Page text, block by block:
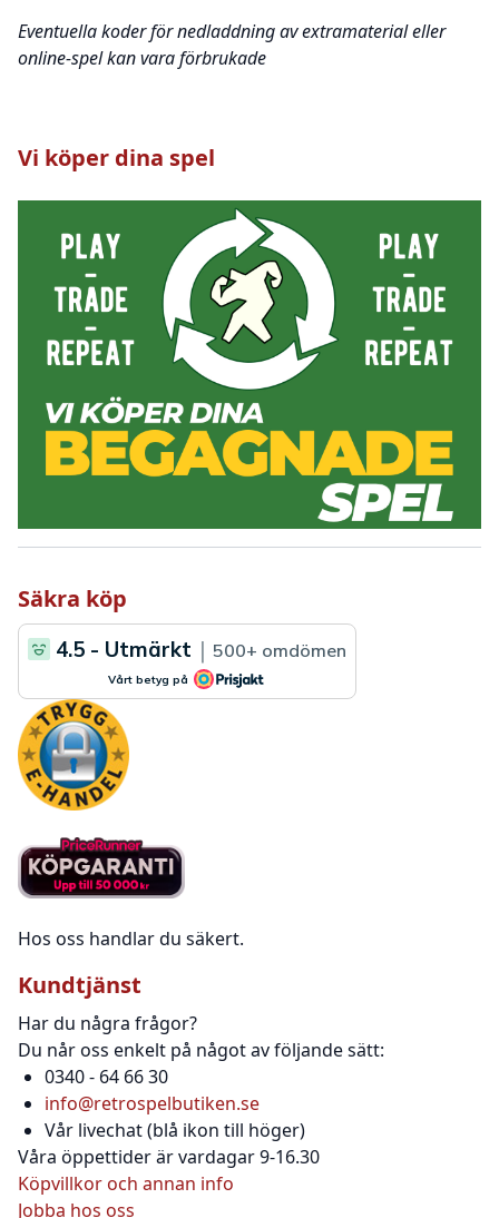
Eventuella koder för nedladdning av extramaterial eller
online-spel kan vara förbrukade
Vi köper dina spel
Säkra köp
Hos oss handlar du säkert.
Kundtjänst
Har du några frågor?
Du når oss enkelt på något av följande sätt:
0340 - 64 66 30
info@retrospelbutiken.se
Vår livechat (blå ikon till höger)
Våra öppettider är vardagar 9-16.30
Köpvillkor och annan info
Jobba hos oss